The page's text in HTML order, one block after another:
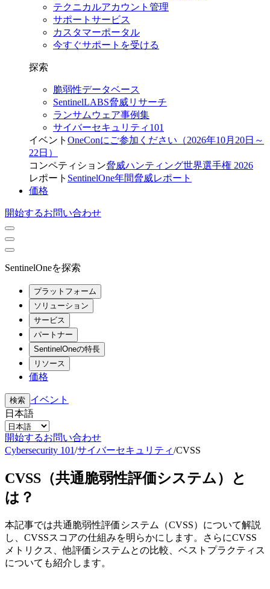
テクニカルアカウント管理
サポートサービス
カスタマーポータル
今すぐサポートを受ける
探索
脆弱性データベース
SentinelLABS脅威リサーチ
ランサムウェア事例集
サイバーセキュリティ101
イベント OneConにご参加ください（2026年10月20日～
22日）
コンペティション脅威ハンティング世界選手権 2026
レポート SentinelOne年間脅威レポート
価格
開始するお問い合わせ
SentinelOneを探索
プラットフォーム
ソリューション
サービス
パートナー
SentinelOneの特長
リソース
価格
検索 イベント
日本語
開始するお問い合わせ
Cybersecurity 101/サイバーセキュリティ/CVSS
CVSS（共通脆弱性評価システム）と
は？
本記事では共通脆弱性評価システム（CVSS）について解説
し、CVSSスコアの仕組みを明らかにします。さらにCVSS
メトリクス、他評価システムとの比較、ベストプラクティス
についても紹介します。